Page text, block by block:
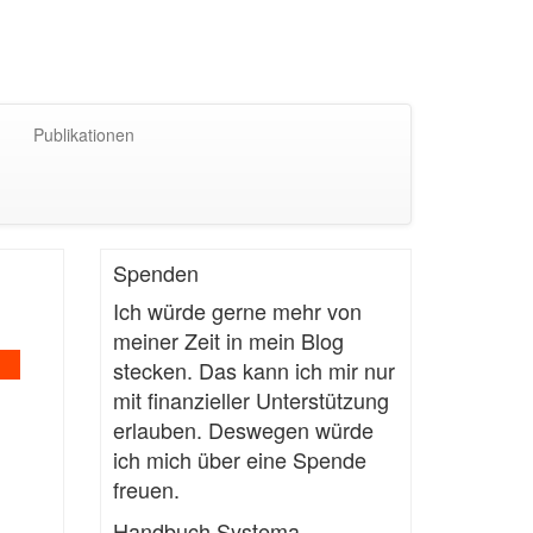
Publikationen
Spenden
Ich würde gerne mehr von
meiner Zeit in mein Blog
stecken. Das kann ich mir nur
mit finanzieller Unterstützung
erlauben. Deswegen würde
ich mich über eine Spende
freuen.